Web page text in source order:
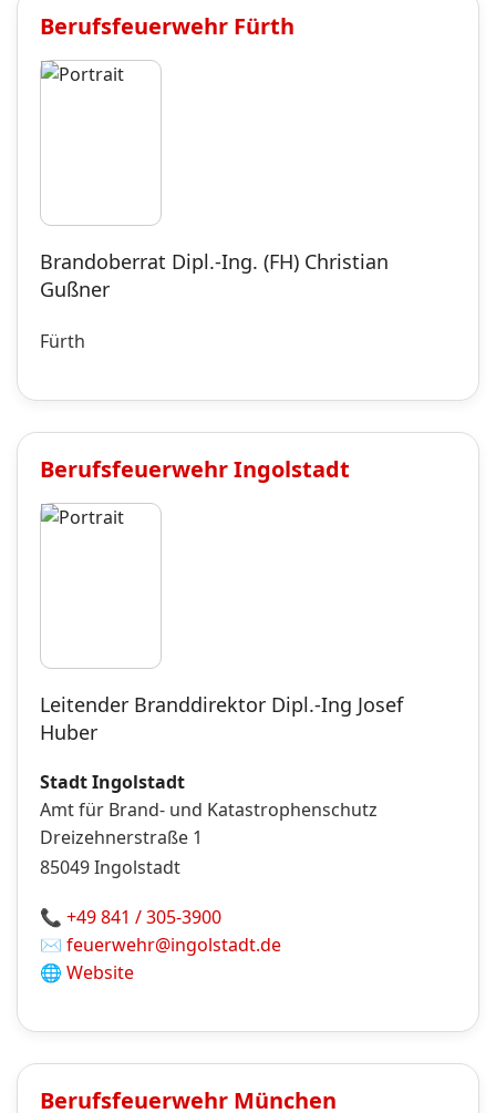
Berufsfeuerwehr Fürth
Brandoberrat Dipl.-Ing. (FH) Christian
Gußner
Fürth
BerufsfeuerwehrIngolstadt
Leitender Branddirektor Dipl.-Ing Josef
Huber
Stadt Ingolstadt
Amt für Brand- und Katastrophenschutz
Dreizehnerstraße 1
85049Ingolstadt
📞 +49 841 / 305-3900
✉️ feuerwehr@ingolstadt.de
🌐 Website
Berufsfeuerwehr München